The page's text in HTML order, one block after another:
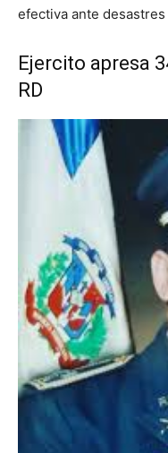
efectiva ante
Ejercito apresa
RD